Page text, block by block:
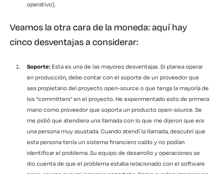
operativo).
Veamos la otra cara de la moneda: aquí hay
cinco desventajas a considerar:
Soporte: Esta es una de las mayores desventajas. Si planea operar
en producción, debe contar con el soporte de un proveedor que
sea propietario del proyecto open-source o que tenga la mayoría de
los "committers" en el proyecto. He experimentado esto de primera
mano como proveedor que soporta un producto open-source. Se
me pidió que atendiera una llamada con lo que me dijeron que era
una persona muy asustada. Cuando atendí la llamada, descubrí que
esta persona tenía un sistema financiero caído y no podían
identificar el problema. Su equipo de desarrollo y operaciones se
dio cuenta de que el problema estaba relacionado con el software